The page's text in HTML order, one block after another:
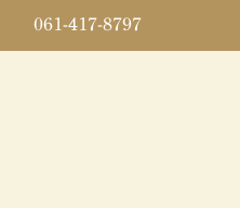
061-417-8797